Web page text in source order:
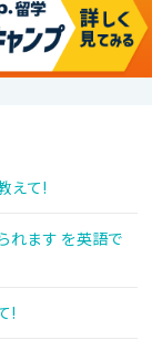
えて!
れます を英語で
!